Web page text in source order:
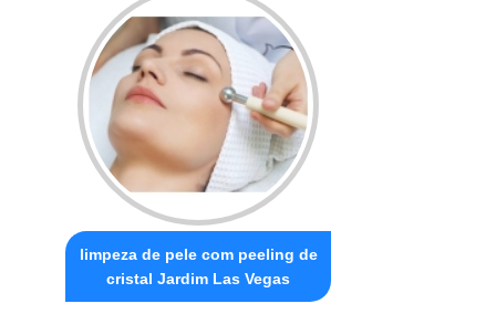
limpeza de pele com peeling de
cristal Jardim Las Vegas